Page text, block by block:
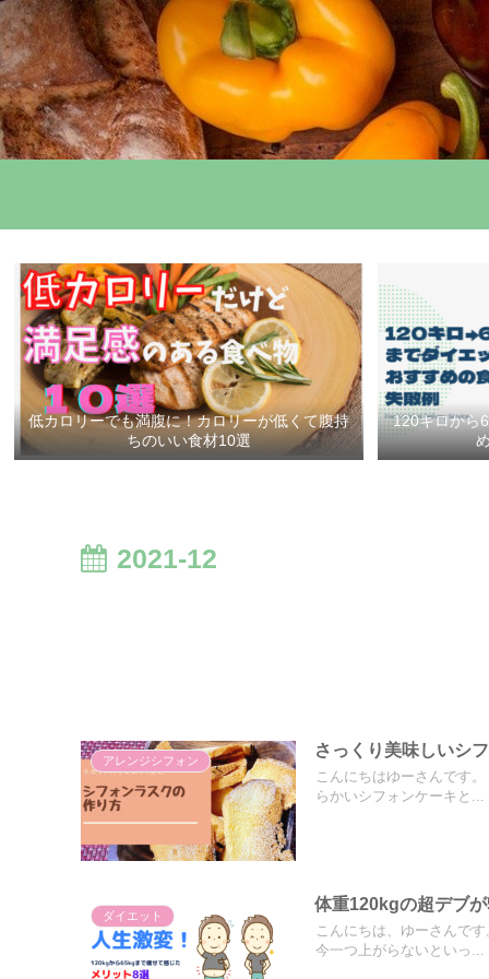
低カロリーでも満腹に！カロリーが低くて腹持
ちのいい食材10選
120キロから
2021-12
アレンジシフォン
さっくり美味しいシ
こんにちはゆーさんです
らかいシフォンケーキと...
ダイエット
体重120kgの超デブ
こんにちは、ゆーさんで
今一つ上がらないといっ...